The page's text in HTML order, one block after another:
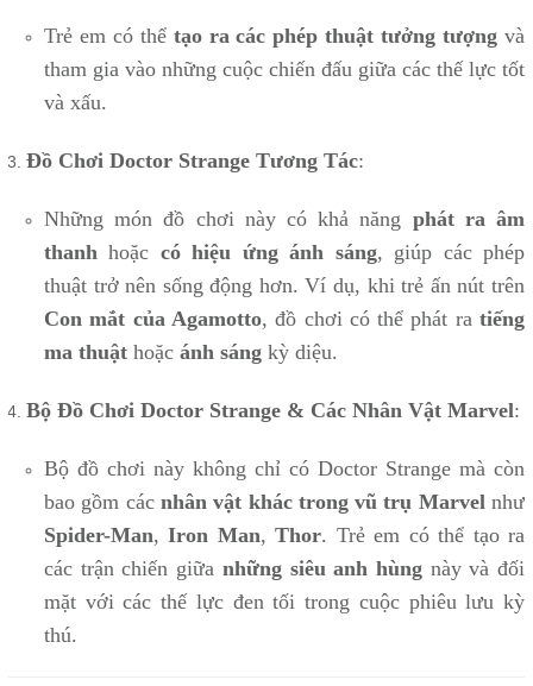
Trẻ em có thể tạo ra các phép thuật tưởng tượng và
tham gia vào những cuộc chiến đấu giữa các thế lực tốt
và xấu.
Đồ Chơi Doctor Strange Tương Tác:
Những món đồ chơi này có khả năng phát ra âm
thanh hoặc có hiệu ứng ánh sáng, giúp các phép
thuật trở nên sống động hơn. Ví dụ, khi trẻ ấn nút trên
Con mắt của Agamotto, đồ chơi có thể phát ratiếng
ma thuật hoặc ánh sáng kỳ diệu.
Bộ Đồ Chơi Doctor Strange & Các Nhân Vật Marvel:
Bộ đồ chơi này không chỉ có Doctor Strange mà còn
bao gồm các nhân vật khác trong vũ trụ Marvel như
Spider-Man,Iron Man,Thor. Trẻ em có thể tạo ra
các trận chiến giữa những siêu anh hùngnày và đối
mặt với các thế lực đen tối trong cuộc phiêu lưu kỳ
thú.